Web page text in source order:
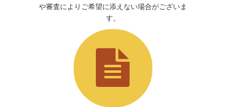
や審査によりご希望に添えない場合がございま
す。